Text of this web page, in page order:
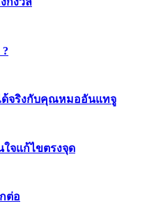
ด้จริงกับคุณหมออันแทจู
จแก้ไขตรงจุด
ต่อ